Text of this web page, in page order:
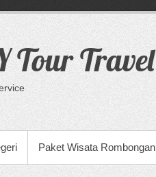
Tour Travel
Paket Wisata Rombongan